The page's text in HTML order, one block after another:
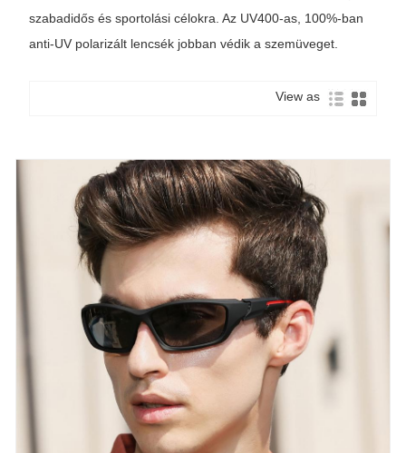
szabadidős és sportolási célokra. Az UV400-as, 100%-ban
anti-UV polarizált lencsék jobban védik a szemüveget.
View as